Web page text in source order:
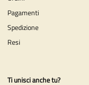
Pagamenti
Spedizione
Resi
Ti unisci anche tu?